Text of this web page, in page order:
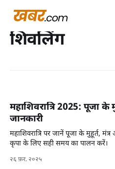
शिवलिंग
महाशिवरात्रि 2025: पूजा के
जानकारी
महाशिवरात्रि पर जानें पूजा के मुहूर्त,
कृपा के लिए सही समय का पालन करें।
२६ फ़र. २०२५